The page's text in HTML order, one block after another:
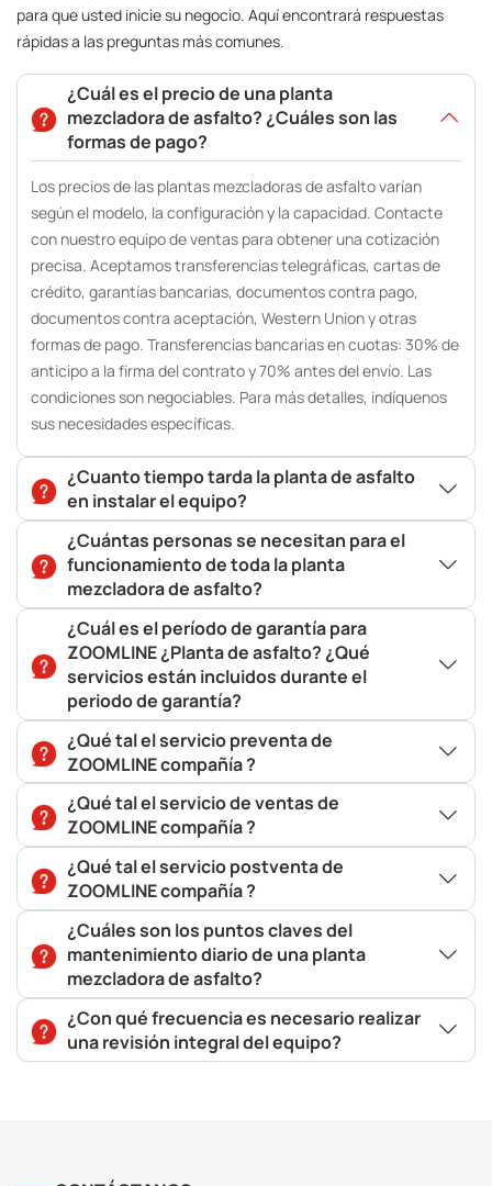
para que usted inicie su negocio. Aquí encontrará respuestas
rápidas a las preguntas más comunes.
¿Cuál es el precio de una planta
mezcladora de asfalto? ¿Cuáles son las
formas de pago?
Los precios de las plantas mezcladoras de asfalto varían
según el modelo, la configuración y la capacidad. Contacte
con nuestro equipo de ventas para obtener una cotización
precisa. Aceptamos transferencias telegráficas, cartas de
crédito, garantías bancarias, documentos contra pago,
documentos contra aceptación, Western Union y otras
formas de pago. Transferencias bancarias en cuotas: 30% de
anticipo a la firma del contrato y 70% antes del envío. Las
condiciones son negociables. Para más detalles, indíquenos
sus necesidades específicas.
¿Cuanto tiempo tarda la planta de asfalto
en instalar el equipo?
¿Cuántas personas se necesitan para el
funcionamiento de toda la planta
mezcladora de asfalto?
¿Cuál es el período de garantía para
ZOOMLINE ¿Planta de asfalto? ¿Qué
servicios están incluidos durante el
periodo de garantía?
¿Qué tal el servicio preventa de
ZOOMLINE compañía ?
¿Qué tal el servicio de ventas de
ZOOMLINE compañía ?
¿Qué tal el servicio postventa de
ZOOMLINE compañía ?
¿Cuáles son los puntos claves del
mantenimiento diario de una planta
mezcladora de asfalto?
¿Con qué frecuencia es necesario realizar
una revisión integral del equipo?